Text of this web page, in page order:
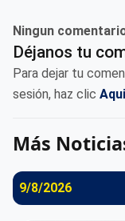
Ningun
Déjanos tu
Para dejar tu
sesión, haz clic Aqui
Más
9/8/2026